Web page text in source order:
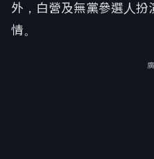
外，白營及無黨參選人
情。